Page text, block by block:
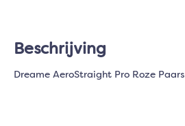
Beschrijving
Dreame AeroStraight Pro Roze Paars